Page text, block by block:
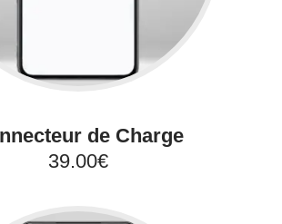
de Charge
39.00€